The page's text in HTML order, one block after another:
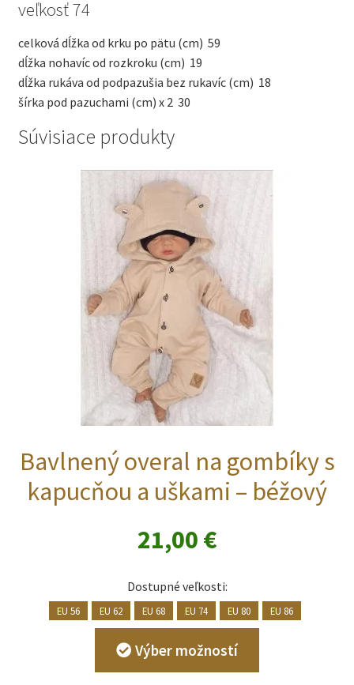
veľkosť 74
celková dĺžka od krku po pätu (cm) 59
dĺžka nohavíc od rozkroku (cm) 19
dĺžka rukáva od podpazušia bez rukavíc (cm) 18
šírka pod pazuchami (cm) x 2 30
Súvisiace produkty
Bavlnený overal na gombíky s
kapucňou a uškami – béžový
21,00 €
Dostupné veľkosti:
EU 56 EU 62 EU 68 EU 74 EU 80 EU 86
Výber možností
má